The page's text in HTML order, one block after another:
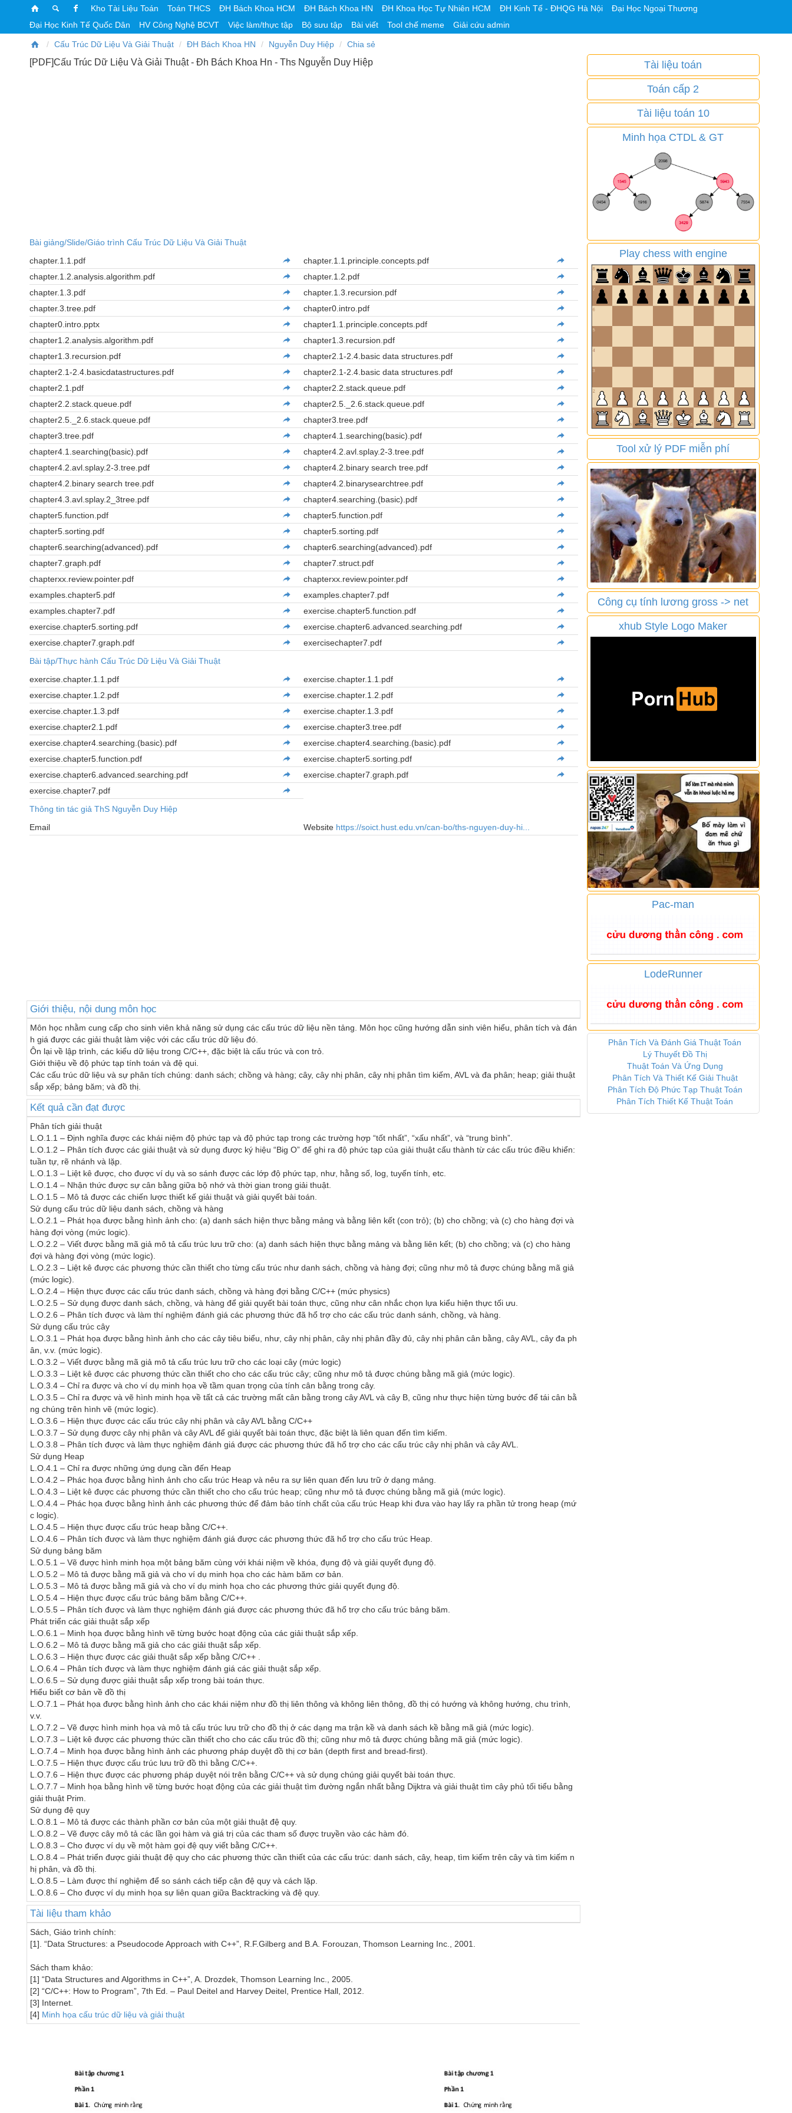
Kho Tài Liệu Toán Toán THCS ĐH Bách Khoa HCM ĐH Bách Khoa HN ĐH Khoa Học Tự Nhiên HCM ĐH Kinh Tế - ĐHQG Hà Nội
Đại Học Ngoại Thương
Đại Học Kinh Tế Quốc Dân
HV Công Nghệ BCVT Việc làm/thực tập Bộ sưu tập Bài viết Tool chế meme Giải cứu admin
Cấu Trúc Dữ Liệu Và Giải Thuật ĐH Bách Khoa HN Nguyễn Duy Hiệp Chia sẻ
[PDF]Cấu Trúc Dữ Liệu Và Giải Thuật - Đh Bách Khoa Hn - Ths Nguyễn Duy Hiệp
Bài giảng/Slide/Giáo trình Cấu Trúc Dữ Liệu Và Giải Thuật
chapter.1.1.pdf
chapter.1.1.principle.concepts.pdf
chapter.1.2.analysis.algorithm.pdf
chapter.1.2.pdf
chapter.1.3.pdf
chapter.1.3.recursion.pdf
chapter.3.tree.pdf
chapter0.intro.pdf
chapter0.intro.pptx
chapter1.1.principle.concepts.pdf
chapter1.2.analysis.algorithm.pdf
chapter1.3.recursion.pdf
chapter1.3.recursion.pdf
chapter2.1-2.4.basic data structures.pdf
chapter2.1-2.4.basicdatastructures.pdf
chapter2.1-2.4.basic data structures.pdf
chapter2.1.pdf
chapter2.2.stack.queue.pdf
chapter2.2.stack.queue.pdf
chapter2.5._2.6.stack.queue.pdf
chapter2.5._2.6.stack.queue.pdf
chapter3.tree.pdf
chapter3.tree.pdf
chapter4.1.searching(basic).pdf
chapter4.1.searching(basic).pdf
chapter4.2.avl.splay.2-3.tree.pdf
chapter4.2.avl.splay.2-3.tree.pdf
chapter4.2.binary search tree.pdf
chapter4.2.binary search tree.pdf
chapter4.2.binarysearchtree.pdf
chapter4.3.avl.splay.2_3tree.pdf
chapter4.searching.(basic).pdf
chapter5.function.pdf
chapter5.function.pdf
chapter5.sorting.pdf
chapter5.sorting.pdf
chapter6.searching(advanced).pdf
chapter6.searching(advanced).pdf
chapter7.graph.pdf
chapter7.struct.pdf
chapterxx.review.pointer.pdf
chapterxx.review.pointer.pdf
examples.chapter5.pdf
examples.chapter7.pdf
examples.chapter7.pdf
exercise.chapter5.function.pdf
exercise.chapter5.sorting.pdf
exercise.chapter6.advanced.searching.pdf
exercise.chapter7.graph.pdf
exercisechapter7.pdf
Bài tập/Thực hành Cấu Trúc Dữ Liệu Và Giải Thuật
exercise.chapter.1.1.pdf
exercise.chapter.1.1.pdf
exercise.chapter.1.2.pdf
exercise.chapter.1.2.pdf
exercise.chapter.1.3.pdf
exercise.chapter.1.3.pdf
exercise.chapter2.1.pdf
exercise.chapter3.tree.pdf
exercise.chapter4.searching.(basic).pdf
exercise.chapter4.searching.(basic).pdf
exercise.chapter5.function.pdf
exercise.chapter5.sorting.pdf
exercise.chapter6.advanced.searching.pdf
exercise.chapter7.graph.pdf
exercise.chapter7.pdf
Thông tin tác giả ThS Nguyễn Duy Hiệp
Email
Website https://soict.hust.edu.vn/can-bo/ths-nguyen-duy-hi...
Giới thiệu, nội dung môn học
Môn học nhằm cung cấp cho sinh viên khả năng sử dụng các cấu trúc dữ liệu nền tảng. Môn học cũng hướng dẫn sinh viên hiểu, phân tích và đán
h giá được các giải thuật làm việc với các cấu trúc dữ liệu đó.
Ôn lại về lập trình, các kiểu dữ liệu trong C/C++, đặc biệt là cấu trúc và con trỏ.
Giới thiệu về độ phức tạp tính toán và đệ qui.
Các cấu trúc dữ liệu và sự phân tích chúng: danh sách; chồng và hàng; cây, cây nhị phân, cây nhị phân tìm kiếm, AVL và đa phân; heap; giải thuật
sắp xếp; bảng băm; và đồ thị.
Kết quả cần đạt được
Phân tích giải thuật
L.O.1.1 – Định nghĩa được các khái niệm độ phức tạp và độ phức tạp trong các trường hợp “tốt nhất”, “xấu nhất”, và “trung bình”.
L.O.1.2 – Phân tích được các giải thuật và sử dụng được ký hiệu “Big O” để ghi ra độ phức tạp của giải thuật cấu thành từ các cấu trúc điều khiển:
tuần tự, rẽ nhánh và lặp.
L.O.1.3 – Liệt kê được, cho được ví dụ và so sánh được các lớp độ phức tạp, như, hằng số, log, tuyến tính, etc.
L.O.1.4 – Nhận thức được sự cân bằng giữa bộ nhớ và thời gian trong giải thuật.
L.O.1.5 – Mô tả được các chiến lược thiết kế giải thuật và giải quyết bài toán.
Sử dụng cấu trúc dữ liệu danh sách, chồng và hàng
L.O.2.1 – Phát họa được bằng hình ảnh cho: (a) danh sách hiện thực bằng mảng và bằng liên kết (con trỏ); (b) cho chồng; và (c) cho hàng đợi và
hàng đợi vòng (mức logic).
L.O.2.2 – Viết được bằng mã giả mô tả cấu trúc lưu trữ cho: (a) danh sách hiện thực bằng mảng và bằng liên kết; (b) cho chồng; và (c) cho hàng
đợi và hàng đợi vòng (mức logic).
L.O.2.3 – Liệt kê được các phương thức cần thiết cho từng cấu trúc như danh sách, chồng và hàng đợi; cũng như mô tả được chúng bằng mã giả
(mức logic).
L.O.2.4 – Hiện thực được các cấu trúc danh sách, chồng và hàng đợi bằng C/C++ (mức physics)
L.O.2.5 – Sử dụng được danh sách, chồng, và hàng để giải quyết bài toán thực, cũng như cân nhắc chọn lựa kiểu hiện thực tối ưu.
L.O.2.6 – Phân tích được và làm thí nghiệm đánh giá các phương thức đã hổ trợ cho các cấu trúc danh sánh, chồng, và hàng.
Sử dụng cấu trúc cây
L.O.3.1 – Phát họa được bằng hình ảnh cho các cây tiêu biểu, như, cây nhị phân, cây nhị phân đầy đủ, cây nhị phân cân bằng, cây AVL, cây đa ph
ân, v.v. (mức logic).
L.O.3.2 – Viết được bằng mã giả mô tả cấu trúc lưu trữ cho các loại cây (mức logic)
L.O.3.3 – Liệt kê được các phương thức cần thiết cho cho các cấu trúc cây; cũng như mô tả được chúng bằng mã giả (mức logic).
L.O.3.4 – Chỉ ra được và cho ví dụ minh họa về tầm quan trọng của tính cân bằng trong cây.
L.O.3.5 – Chỉ ra được và vẽ hình minh họa về tất cả các trường mất cân bằng trong cây AVL và cây B, cũng như thực hiện từng bước để tái cân bằ
ng chúng trên hình vẽ (mức logic).
L.O.3.6 – Hiện thực được các cấu trúc cây nhị phân và cây AVL bằng C/C++
L.O.3.7 – Sử dụng được cây nhị phân và cây AVL để giải quyết bài toán thực, đặc biệt là liên quan đến tìm kiếm.
L.O.3.8 – Phân tích được và làm thực nghiệm đánh giá được các phương thức đã hổ trợ cho các cấu trúc cây nhị phân và cây AVL.
Sử dụng Heap
L.O.4.1 – Chỉ ra được những ứng dụng cần đến Heap
L.O.4.2 – Phác họa được bằng hình ảnh cho cấu trúc Heap và nêu ra sự liên quan đến lưu trữ ở dạng mảng.
L.O.4.3 – Liệt kê được các phương thức cần thiết cho cho cấu trúc heap; cũng như mô tả được chúng bằng mã giả (mức logic).
L.O.4.4 – Phác họa được bằng hình ảnh các phương thức để đảm bảo tính chất của cấu trúc Heap khi đưa vào hay lấy ra phần tử trong heap (mứ
c logic).
L.O.4.5 – Hiện thực được cấu trúc heap bằng C/C++.
L.O.4.6 – Phân tích được và làm thực nghiệm đánh giá được các phương thức đã hổ trợ cho cấu trúc Heap.
Sử dụng bảng băm
L.O.5.1 – Vẽ được hình minh họa một bảng băm cùng với khái niệm về khóa, đụng độ và giải quyết đụng độ.
L.O.5.2 – Mô tả được bằng mã giả và cho ví dụ minh họa cho các hàm băm cơ bản.
L.O.5.3 – Mô tả được bằng mã giả và cho ví dụ minh họa cho các phương thức giải quyết đụng độ.
L.O.5.4 – Hiện thực được cấu trúc bảng băm bằng C/C++.
L.O.5.5 – Phân tích được và làm thực nghiệm đánh giá được các phương thức đã hổ trợ cho cấu trúc bảng băm.
Phát triển các giải thuật sắp xếp
L.O.6.1 – Minh họa được bằng hình vẽ từng bước hoạt động của các giải thuật sắp xếp.
L.O.6.2 – Mô tả được bằng mã giả cho các giải thuật sắp xếp.
L.O.6.3 – Hiện thực được các giải thuật sắp xếp bằng C/C++ .
L.O.6.4 – Phân tích được và làm thực nghiệm đánh giá các giải thuật sắp xếp.
L.O.6.5 – Sử dụng được giải thuật sắp xếp trong bài toán thực.
Hiểu biết cơ bản về đồ thị
L.O.7.1 – Phát họa được bằng hình ảnh cho các khái niệm như đồ thị liên thông và không liên thông, đồ thị có hướng và không hướng, chu trình,
v.v.
L.O.7.2 – Vẽ được hình minh họa và mô tả cấu trúc lưu trữ cho đồ thị ở các dạng ma trận kề và danh sách kề bằng mã giả (mức logic).
L.O.7.3 – Liệt kê được các phương thức cần thiết cho cho các cấu trúc đồ thị; cũng như mô tả được chúng bằng mã giả (mức logic).
L.O.7.4 – Minh họa được bằng hình ảnh các phương pháp duyệt đồ thị cơ bản (depth first and bread-first).
L.O.7.5 – Hiện thực được cấu trúc lưu trữ đồ thì bằng C/C++.
L.O.7.6 – Hiện thực được các phương pháp duyệt nói trên bằng C/C++ và sử dụng chúng giải quyết bài toán thực.
L.O.7.7 – Minh họa bằng hình vẽ từng bước hoạt động của các giải thuật tìm đường ngắn nhất bằng Dijktra và giải thuật tìm cây phủ tối tiểu bằng
giải thuật Prim.
Sử dụng đệ quy
L.O.8.1 – Mô tả được các thành phần cơ bản của một giải thuật đệ quy.
L.O.8.2 – Vẽ được cây mô tả các lần gọi hàm và giá trị của các tham số được truyền vào các hàm đó.
L.O.8.3 – Cho được ví dụ về một hàm gọi đệ quy viết bằng C/C++.
L.O.8.4 – Phát triển được giải thuật đệ quy cho các phương thức cần thiết của các cấu trúc: danh sách, cây, heap, tìm kiếm trên cây và tìm kiếm n
hị phân, và đồ thị.
L.O.8.5 – Làm được thí nghiệm để so sánh cách tiếp cận đệ quy và cách lặp.
Tài liệu tham khảo
Sách, Giáo trình chính:
[1]. “Data Structures: a Pseudocode Approach with C++”, R.F.Gilberg and B.A. Forouzan, Thomson Learning Inc., 2001.
Sách tham khảo:
[1] “Data Structures and Algorithms in C++”, A. Drozdek, Thomson Learning Inc., 2005.
[2] “C/C++: How to Program”, 7th Ed. – Paul Deitel and Harvey Deitel, Prentice Hall, 2012.
[3] Internet.
[4] Minh họa cấu trúc dữ liệu và giải thuật
Tài liệu toán
Toán cấp 2
Tài liệu toán 10
Minh họa CTDL & GT
Play chess with engine
Tool xử lý PDF miễn phí
Công cụ tính lương gross -> net
xhub Style Logo Maker
Pac-man
LodeRunner
Phân Tích Và Đánh Giá Thuật Toán
Lý Thuyết Đồ Thị
Thuật Toán Và Ứng Dụng
Phân Tích Và Thiết Kế Giải Thuật
Phân Tích Độ Phức Tạp Thuật Toán
Phân Tích Thiết Kế Thuật Toán